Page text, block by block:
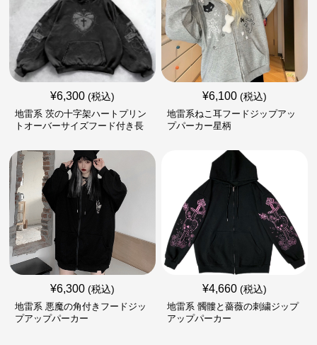
¥6,300 (税込)
地雷系 茨の十字架ハートプリン
トオーバーサイズフード付き長
¥6,100 (税込)
地雷系ねこ耳フードジップアッ
プパーカー星柄
¥6,300 (税込)
地雷系 悪魔の角付きフードジッ
プアップパーカー
¥4,660 (税込)
地雷系 髑髏と薔薇の刺繍ジップ
アップパーカー